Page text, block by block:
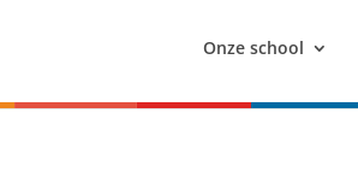
Onze school